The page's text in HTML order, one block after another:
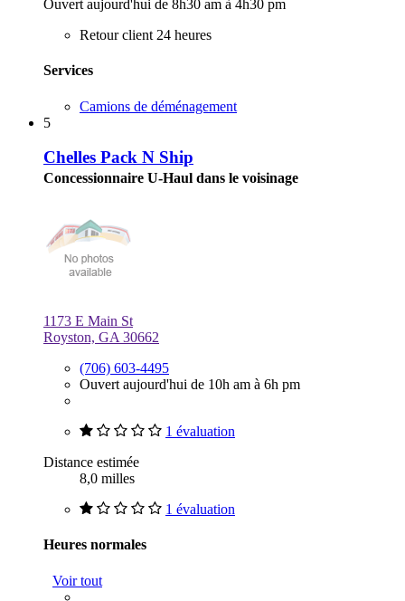
Ouvert aujourd'hui de 8h30 am à 4h30 pm
Retour client 24 heures
Services
Camions de déménagement
5
Chelles Pack N Ship
Concessionnaire U-Haul dans le voisinage
1173 E Main St
Royston, GA 30662
(706) 603-4495
Ouvert aujourd'hui de 10h am à 6h pm
1 évaluation
Distance estimée
8,0 milles
1 évaluation
Heures normales
Voir tout